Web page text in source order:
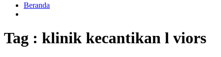
Beranda
Tag : klinik kecantikan l viors